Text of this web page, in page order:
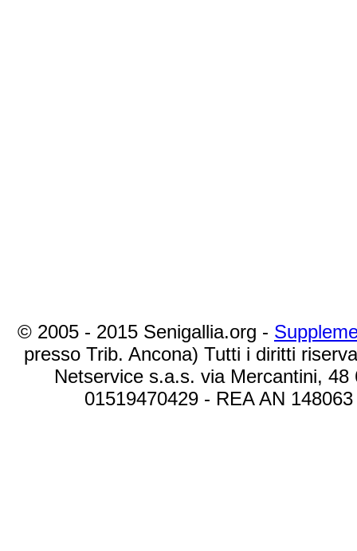
© 2005 - 2015 Senigallia.org -
presso Trib. Ancona) Tutti i diritti
Netservice s.a.s. via Mercantini,
01519470429 - REA AN